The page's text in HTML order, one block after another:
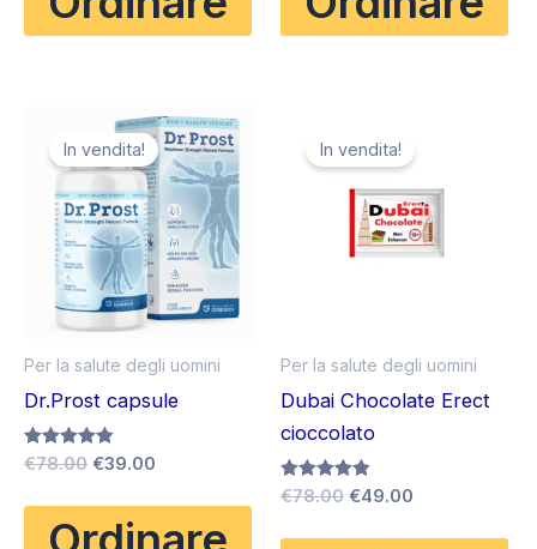
€50.00.€29.00.
€78.00.€39.00.
In vendita!
Per la salute degli uomini
Dr.Prost capsule
Valutato
€78.00 Il
originale
era:
€39.00
attuale
è:
In vendita!
Per la salute degli uomini
Dubai Chocolate Erect
cioccolato
Valutato
€78.00 Il
originale
€49.00
attuale